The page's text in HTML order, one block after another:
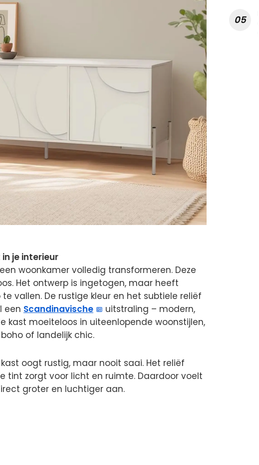
je interieur
woonkamer volledig transformeren. Deze
Het ontwerp is ingetogen, maar heeft
vallen. De rustige kleur en het subtiele reliëf
een Scandinavische
uitstraling – modern,
kast moeiteloos in uiteenlopende woonstijlen,
of landelijk chic.
oogt rustig, maar nooit saai. Het reliëf
tint zorgt voor licht en ruimte. Daardoor voelt
groter en luchtiger aan.